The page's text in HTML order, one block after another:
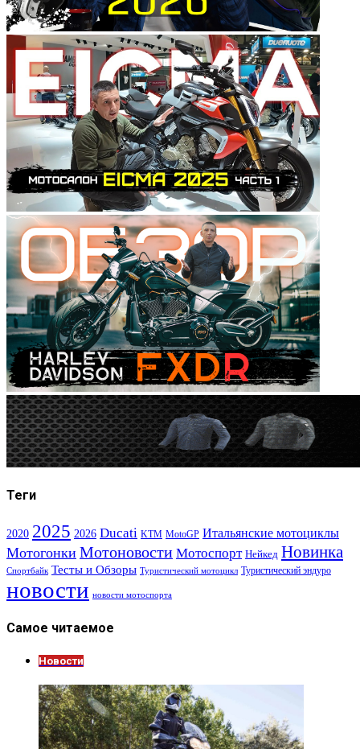
Теги
2020 2025 2026 Ducati KTM MotoGP Итальянские мотоциклы
Мотогонки Мотоновости Мотоспорт Нейкед Новинка
Спортбайк Тесты и Обзоры Туристический мотоцикл Туристический эндуро
новости новости мотоспорта
Самое читаемое
Новости